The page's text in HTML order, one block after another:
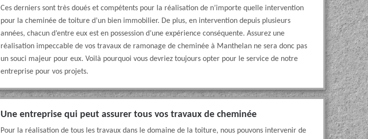
Ces derniers sont très doués et compétents pour la réalisation de n’importe quelle intervention
pour la cheminée de toiture d’un bien immobilier. De plus, en intervention depuis plusieurs
années, chacun d’entre eux est en possession d’une expérience conséquente. Assurez une
réalisation impeccable de vos travaux de ramonage de cheminée à Manthelan ne sera donc pas
un souci majeur pour eux. Voilà pourquoi vous devriez toujours opter pour le service de notre
entreprise pour vos projets.
Une entreprise qui peut assurer tous vos travaux de cheminée
Pour la réalisation de tous les travaux dans le domaine de la toiture, nous pouvons intervenir de